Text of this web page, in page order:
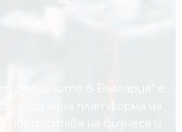
регионите в България“ е
платформа на
на бизнесa и